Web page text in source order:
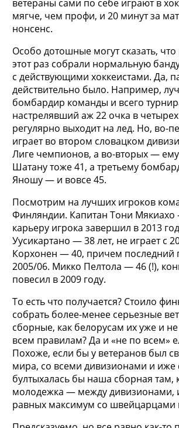
ветераны сами по себе играют в
мягче, чем профи, и 20 минут за
нонсенс.
Особо дотошные могут сказать, что
этот раз собрали нормальную
с действующими хоккеистами. Да,
действительно было. Например,
бомбардир команды и всего
настрелявший аж 22 очка в
регулярно выходит на лед. Но, во-
играет во втором словацком
Лиге чемпионов, а во-вторых — ему
Шатану тоже 41, а третьему
Яношу — и вовсе 45.
Посмотрим на лучших игроков
Финляндии. Капитан Тони Мякиахо
карьеру игрока завершил в 2013
Уусикартано — 38 лет, не играет с
Корхонен — 40, причем
2005/06. Микко Пелтола — 46 (!),
повесил в 2009 году.
То есть что получается? Стоило
собрать более-менее серьезные
сборные, как белорусам их уже и
всем правилам? Да и «не по всем»
Похоже, если бы у ветеранов был
мира, со всеми дивизионами и иже
бултыхалась бы наша сборная там,
молодежка — между дивизионами,
равных максимум со швейцарцами